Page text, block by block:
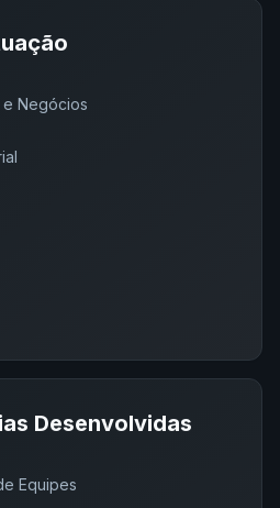
e Negócios
Desenvolvidas
Equipes